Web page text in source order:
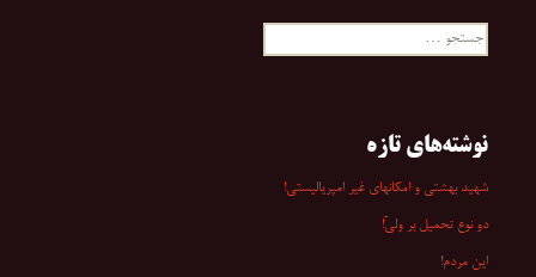
جستجو
نوشته‌های تازه
شهید بهشتی و امکانهای غیر امپریالیستی!
دو نوع تحمیل بر ولیّ!
این مردم!